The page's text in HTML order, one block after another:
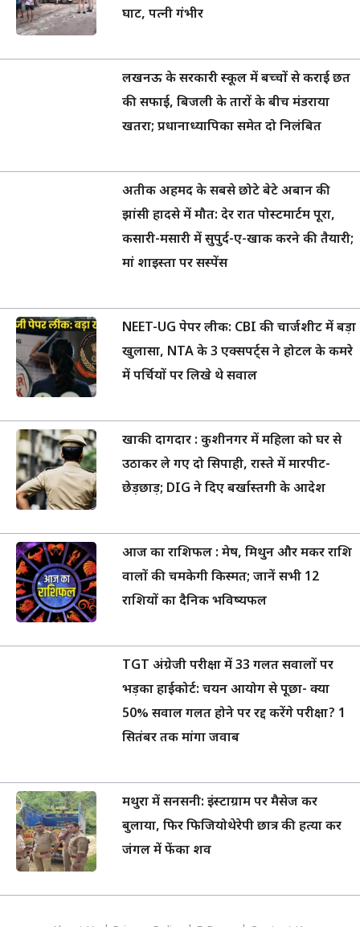
घाट, पत्नी गंभीर
लखनऊ के सरकारी स्कूल में बच्चों से कराई छत
की सफाई, बिजली के तारों के बीच मंडराया
खतरा; प्रधानाध्यापिका समेत दो निलंबित
अतीक अहमद के सबसे छोटे बेटे अबान की
झांसी हादसे में मौत: देर रात पोस्टमार्टम पूरा,
कसारी-मसारी में सुपुर्द-ए-खाक करने की तैयारी;
मां शाइस्ता पर सस्पेंस
NEET-UG पेपर लीक: CBI की चार्जशीट में बड़ा
खुलासा, NTA के 3 एक्सपर्ट्स ने होटल के कमरे
में पर्चियों पर लिखे थे सवाल
खाकी दागदार : कुशीनगर में महिला को घर से
उठाकर ले गए दो सिपाही, रास्ते में मारपीट-
छेड़छाड़; DIG ने दिए बर्खास्तगी के आदेश
आज का राशिफल : मेष, मिथुन और मकर राशि
वालों की चमकेगी किस्मत; जानें सभी 12
राशियों का दैनिक भविष्यफल
TGT अंग्रेजी परीक्षा में 33 गलत सवालों पर
भड़का हाईकोर्ट: चयन आयोग से पूछा- क्या
50% सवाल गलत होने पर रद्द करेंगे परीक्षा? 1
सितंबर तक मांगा जवाब
मथुरा में सनसनी: इंस्टाग्राम पर मैसेज कर
बुलाया, फिर फिजियोथेरेपी छात्र की हत्या कर
जंगल में फेंका शव